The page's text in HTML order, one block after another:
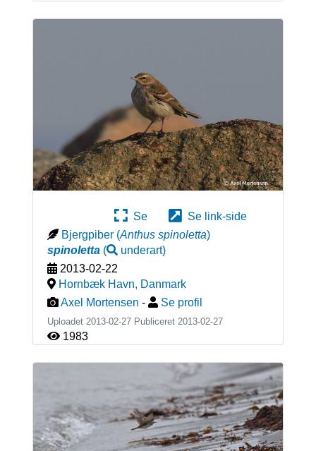
Se
Se link-side
Bjergpiber (Anthus spinoletta)
spinoletta( underart)
2013-02-22
Hornbæk Havn, Danmark
Axel Mortensen - Se profil
Uploadet 2013-02-27 Publiceret 2013-02-27
1983